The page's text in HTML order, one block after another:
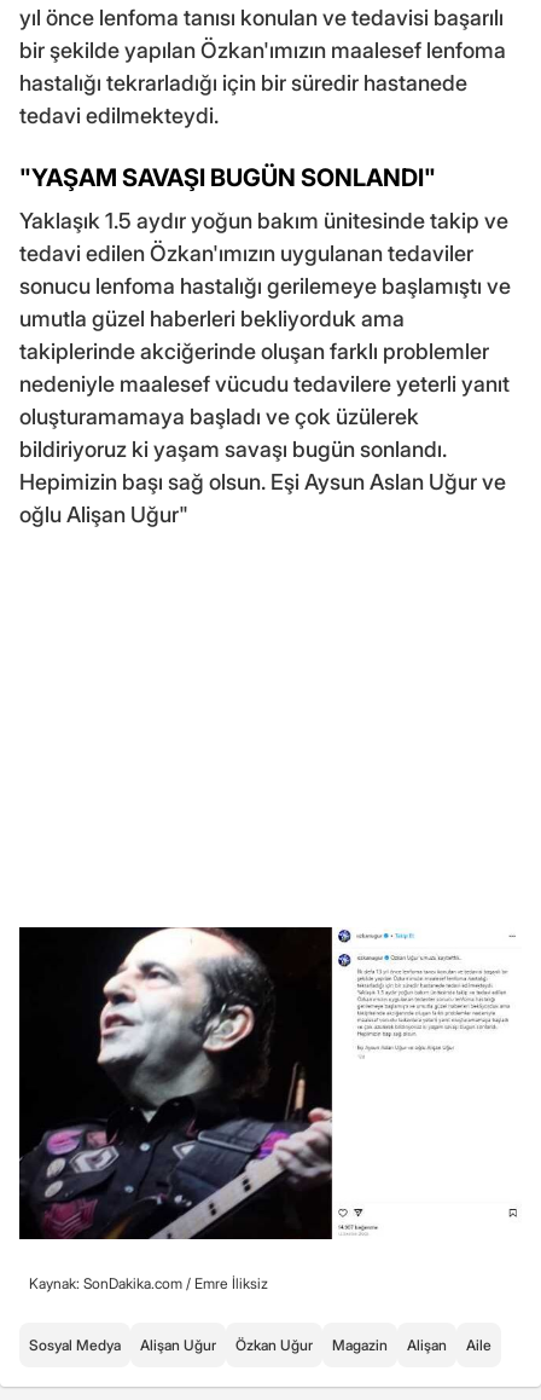
yıl önce lenfoma tanısı konulan ve tedavisi başarılı
bir şekilde yapılan Özkan'ımızın maalesef lenfoma
hastalığı tekrarladığı için bir süredir hastanede
tedavi edilmekteydi.
"YAŞAM SAVAŞI BUGÜN SONLANDI"
Yaklaşık 1.5 aydır yoğun bakım ünitesinde takip ve
tedavi edilen Özkan'ımızın uygulanan tedaviler
sonucu lenfoma hastalığı gerilemeye başlamıştı ve
umutla güzel haberleri bekliyorduk ama
takiplerinde akciğerinde oluşan farklı problemler
nedeniyle maalesef vücudu tedavilere yeterli yanıt
oluşturamamaya başladı ve çok üzülerek
bildiriyoruz ki yaşam savaşı bugün sonlandı.
Hepimizin başı sağ olsun. Eşi Aysun Aslan Uğur ve
oğlu Alişan Uğur"
Kaynak: SonDakika.com / Emre İliksiz
Sosyal Medya Alişan Uğur Özkan Uğur Magazin Alişan Aile